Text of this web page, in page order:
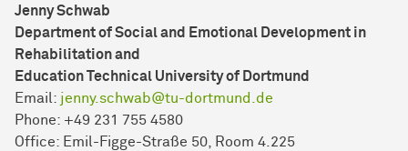
Jenny Schwab
Department of Social and Emotional Development in
Rehabilitation and
Education Technical University of Dortmund
Email: jenny.schwab@tu-dortmund.de
Phone: +49 231 755 4580
Office: Emil-Figge-Straße 50, Room 4.225